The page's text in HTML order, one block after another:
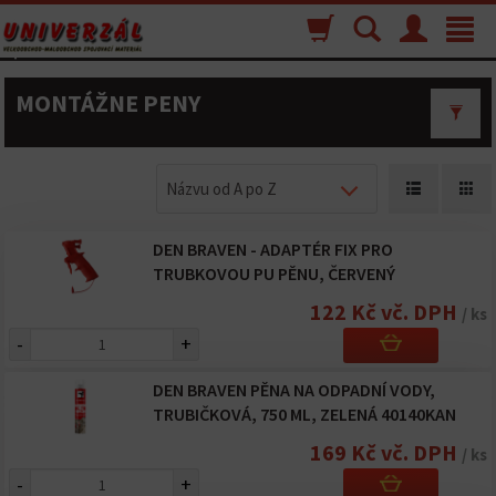
Toggle
Menu
Vyhľadávanie
Nákupný
košík
MONTÁŽNE PENY
Názvu od A po Z
DEN BRAVEN - ADAPTÉR FIX PRO
TRUBKOVOU PU PĚNU, ČERVENÝ
122 Kč vč. DPH / ks
- +
DEN BRAVEN PĚNA NA ODPADNÍ VODY,
TRUBIČKOVÁ, 750 ML, ZELENÁ 40140KAN
169 Kč vč. DPH / ks
- +